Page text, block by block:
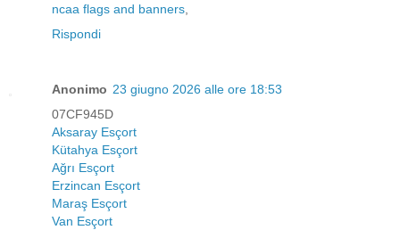
ncaa flags and banners
Rispondi
Anonimo 23 giugno 2026 alle ore 18:53
07CF945D
Aksaray Esçort
Kütahya Esçort
Ağrı Esçort
Erzincan Esçort
Maraş Esçort
Van Esçort